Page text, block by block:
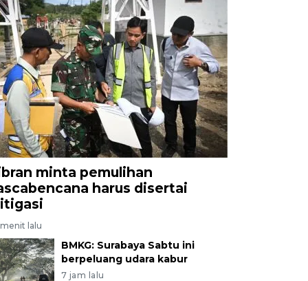
minta pemulihan
harus disertai
lalu
BMKG: Surabaya Sabtu ini
berpeluang udara kabur
7 jam lalu